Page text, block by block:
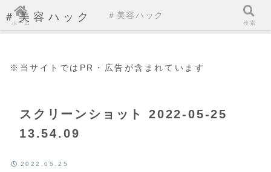
＃美容ハック
※当サイトではPR・広告が含まれています
スクリーンショット 2022-05-25
13.54.09
2022.05.25
ホーム
＃美容ハック
検索